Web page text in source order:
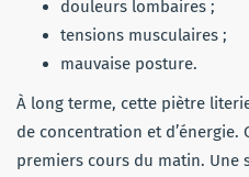
douleurs lombaires ;
tensions musculaires ;
mauvaise posture.
À long terme, cette piètre
de concentration et d’énergie.
premiers cours du matin. Une